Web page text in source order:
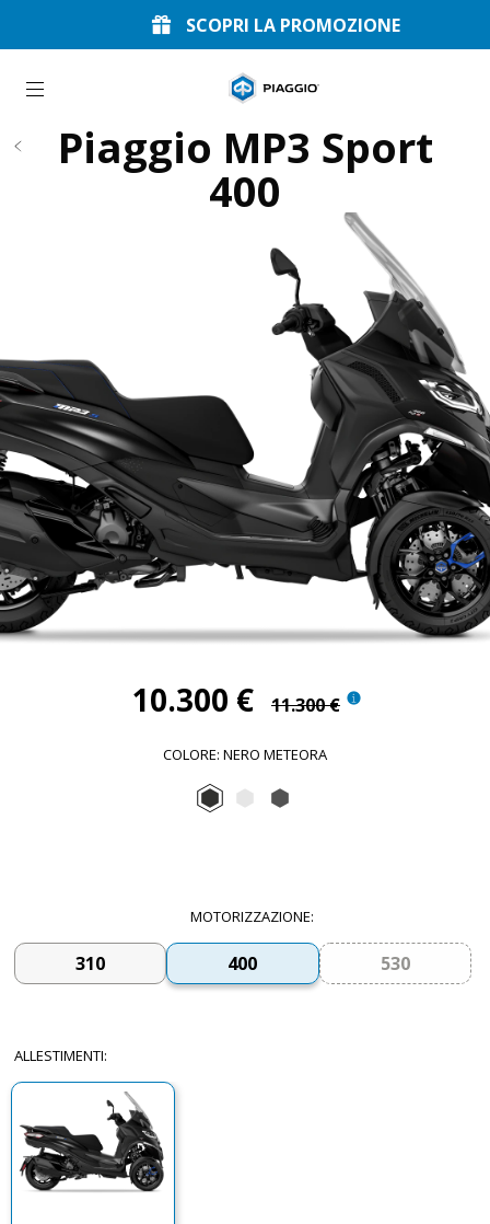
SCOPRI LA PROMOZIONE
Vai al contenuto principale
Piaggio MP3 Sport
400
10.300 € 11.300 €
COLORE: NERO METEORA
Nero Meteora
Bianco Luna
MOTORIZZAZIONE:
310 400 530
ALLESTIMENTI: